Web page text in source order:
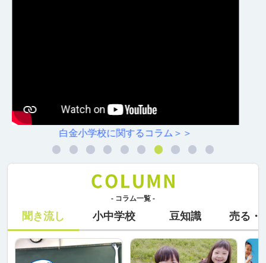
村雲小学校に関するコラム＞＞
- コラム一覧 -
聞き流し 小中学校 豆知識 売る・